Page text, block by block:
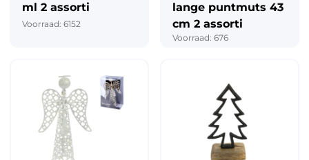
ml 2 assorti
Voorraad: 6152
lange puntmuts 43
cm 2 assorti
Voorraad: 676